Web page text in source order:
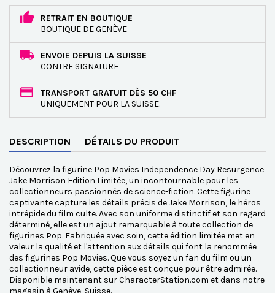
RETRAIT EN BOUTIQUE
BOUTIQUE DE GENÈVE
ENVOIE DEPUIS LA SUISSE
CONTRE SIGNATURE
TRANSPORT GRATUIT DÈS 50 CHF
UNIQUEMENT POUR LA SUISSE.
DESCRIPTION DÉTAILS DU PRODUIT
Découvrez la figurine Pop Movies Independence Day Resurgence
Jake Morrison Edition Limitée, un incontournable pour les
collectionneurs passionnés de science-fiction. Cette figurine
captivante capture les détails précis de Jake Morrison, le héros
intrépide du film culte. Avec son uniforme distinctif et son regard
déterminé, elle est un ajout remarquable à toute collection de
figurines Pop. Fabriquée avec soin, cette édition limitée met en
valeur la qualité et l'attention aux détails qui font la renommée
des figurines Pop Movies. Que vous soyez un fan du film ou un
collectionneur avide, cette pièce est conçue pour être admirée.
Disponible maintenant sur CharacterStation.com et dans notre
magasin à Genève, Suisse.